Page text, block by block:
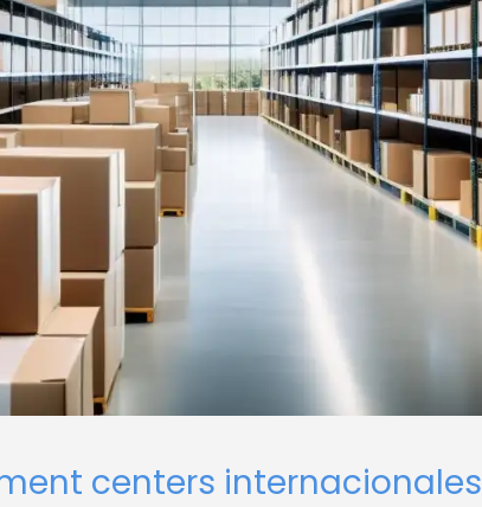
centers internacionales